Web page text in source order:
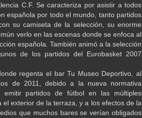
C.F. Se caracteriza por asistir a todos
española por todo el mundo, tanto partidos
su camiseta de la selección, su enorme
verlo en las escenas donde se enfoca al
española. También animó a la selección
de los partidos del Eurobasket 2007
regenta el bar Tu Museo Deportivo, al
de 2011, debido a la nueva normativa
emitir partidos de fútbol en las múltiples
exterior de la terraza, y a los efectos de la
que muchos bares se verían obligados